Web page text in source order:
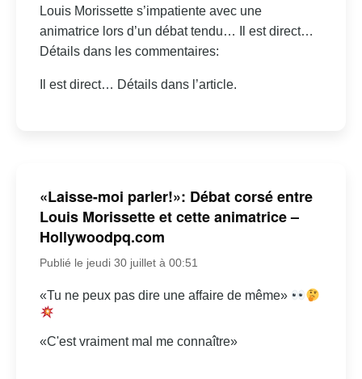
Louis Morissette s’impatiente avec une
animatrice lors d’un débat tendu… Il est direct…
Détails dans les commentaires:
Il est direct… Détails dans l’article.
«Laisse-moi parler!»: Débat corsé entre
Louis Morissette et cette animatrice –
Hollywoodpq.com
Publié le jeudi 30 juillet à 00:51
«Tu ne peux pas dire une affaire de même»
«C'est vraiment mal me connaître»